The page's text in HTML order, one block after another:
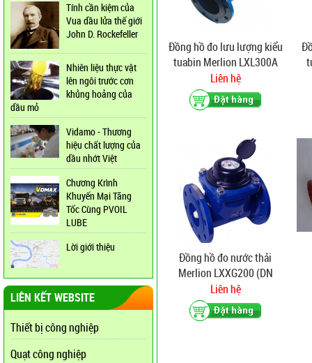
Tính cần kiệm của
Vua dầu lửa thế giới
John D. Rockefeller
Nhiên liệu thực vật
lên ngôi trước cơn
khủng hoảng của
dầu mỏ
Vidamo - Thương
hiệu chất lượng của
dầu nhớt Việt
Chương Krình
Khuyến Mại Tăng
Tốc Cùng PVOIL
LUBE
Lời giới thiệu
LIÊN KẾT WEBSITE
Thiết bị công nghiệp
Quạt công nghiệp
Đồng hồ đo lưu lượng kiểu
tuabin Merlion LXL300A
(DN 300)
Liên hệ
Đồng hồ đo nước thải
Merlion LXXG200 (DN
200)
Liên hệ